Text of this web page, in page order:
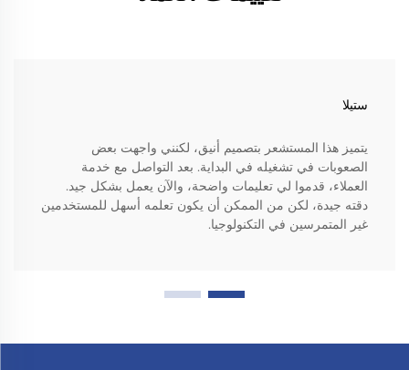
ستيلا
يتميز هذا المستشعر بتصميم أنيق، لكنني واجهت بعض
الصعوبات في تشغيله في البداية. بعد التواصل مع خدمة
العملاء، قدموا لي تعليمات واضحة، والآن يعمل بشكل جيد.
دقته جيدة، لكن من الممكن أن يكون تعلمه أسهل للمستخدمين
غير المتمرسين في التكنولوجيا.